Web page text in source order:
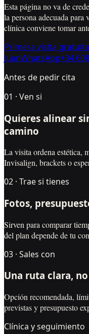
Esta página no va de
la persona adecuada
clínica conviene tomar
Primera visita gratuita
JuanWhatsApp+34
Antes de pedir cita
01 · Ven si
Quieres alinear
camino
La visita ordena estética,
Invisalign, brackets o
02 · Trae si tienes
Fotos,
Sirven para comparar
del plan depende de tu
03 · Sales con
Una ruta clara,
Opción recomendada,
previstas y presupuesto
Clínica y seguimiento